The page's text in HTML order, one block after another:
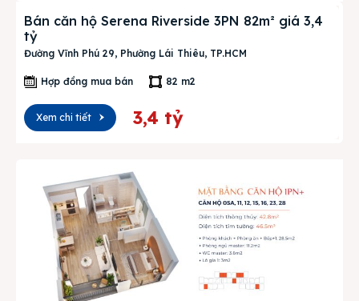
Bán căn hộ Serena Riverside 3PN 82m² giá 3,4
tỷ
Đường Vĩnh Phú 29, Phường Lái Thiêu, TP.HCM
Hợp đồng mua bán 82 m2
Xem chi tiết 3,4 tỷ